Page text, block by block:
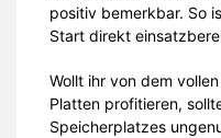
positiv bemerkbar. So
Start direkt
Wollt ihr von dem
Platten profitieren,
Speicherplatzes